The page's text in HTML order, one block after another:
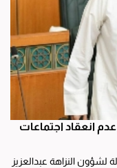
انعقاد اجتماعات
لشؤون النزاهة عبدالعزيز